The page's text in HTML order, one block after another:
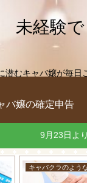
未経験
潜むキャバ嬢が毎
バ嬢の確定申告
9月23日よ
キャバクラのよう